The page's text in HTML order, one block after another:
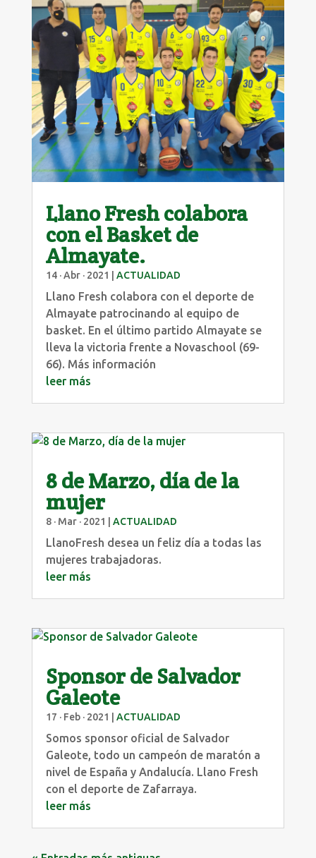
Llano Fresh colabora
con el Basket de
Almayate.
14 · Abr · 2021 ACTUALIDAD
Llano Fresh colabora con el deporte de
Almayate patrocinando al equipo de
basket. En el último partido Almayate se
lleva la victoria frente a Novaschool (69-
66). Más información
leer más
8 de Marzo, día de la
mujer
8 · Mar · 2021 ACTUALIDAD
LlanoFresh desea un feliz día a todas las
mujeres trabajadoras.
leer más
Sponsor de Salvador
Galeote
17 · Feb · 2021 ACTUALIDAD
Somos sponsor oficial de Salvador
Galeote, todo un campeón de maratón a
nivel de España y Andalucía. Llano Fresh
con el deporte de Zafarraya.
leer más